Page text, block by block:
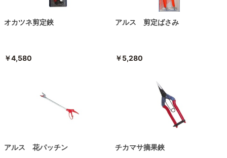
オカツネ剪定鋏
￥4,580
アルス 剪定ばさみ
￥5,280
アルス 花パッチン チカマサ摘果鋏